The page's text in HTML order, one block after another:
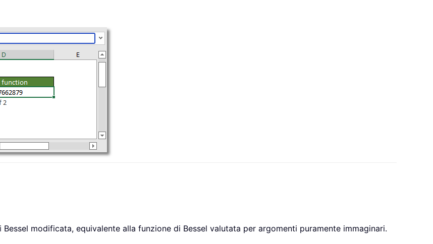
modificata, equivalente alla funzione di Bessel valutata per argomenti puramente immaginari.